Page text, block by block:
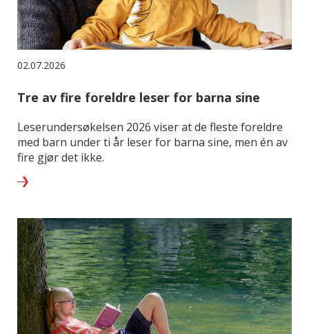
02.07.2026
Tre av fire foreldre leser for barna sine
Leserundersøkelsen 2026 viser at de fleste foreldre
med barn under ti år leser for barna sine, men én av
fire gjør det ikke.